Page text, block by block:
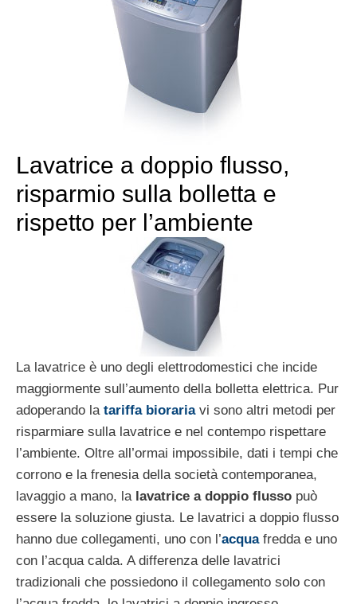
Lavatrice a doppio flusso,
risparmio sulla bolletta e
rispetto per l’ambiente
La lavatrice è uno degli elettrodomestici che incide
maggiormente sull’aumento della bolletta elettrica. Pur
adoperando la tariffa biorariavi sono altri metodi per
risparmiare sulla lavatrice e nel contempo rispettare
l’ambiente. Oltre all’ormai impossibile, dati i tempi che
corrono e la frenesia della società contemporanea,
lavaggio a mano, la lavatrice a doppio flusso può
essere la soluzione giusta. Le lavatrici a doppio flusso
hanno due collegamenti, uno con l’acquafredda e uno
con l’acqua calda. A differenza delle lavatrici
tradizionali che possiedono il collegamento solo con